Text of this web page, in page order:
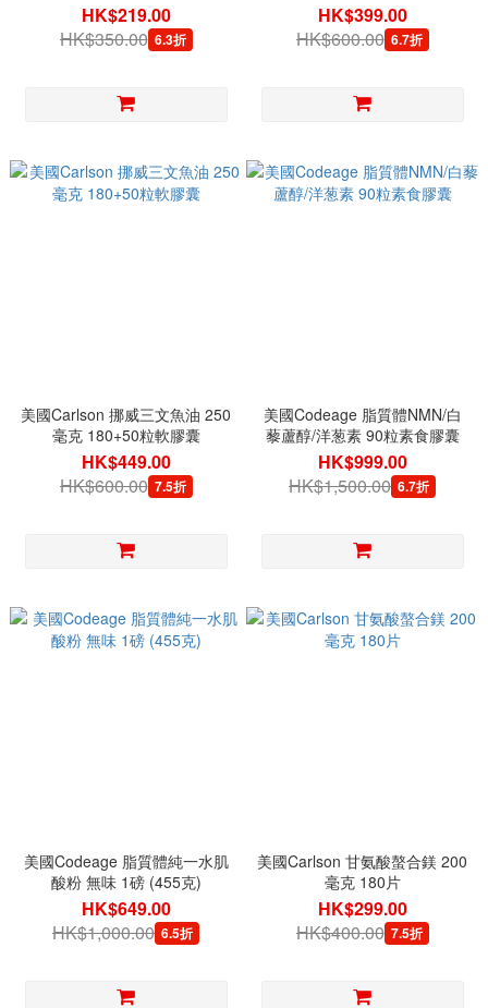
HK$219.00
HK$350.00 6.3折
HK$399.00
HK$600.00 6.7折
美國Carlson 挪威三文魚油 250
毫克 180+50粒軟膠囊
HK$449.00
HK$600.00 7.5折
美國Codeage 脂質體NMN/白
藜蘆醇/洋葱素 90粒素食膠囊
HK$999.00
HK$1,500.00 6.7折
美國Codeage 脂質體純一水肌
酸粉 無味 1磅 (455克)
HK$649.00
HK$1,000.00 6.5折
美國Carlson 甘氨酸螯合鎂 200
毫克 180片
HK$299.00
HK$400.00 7.5折